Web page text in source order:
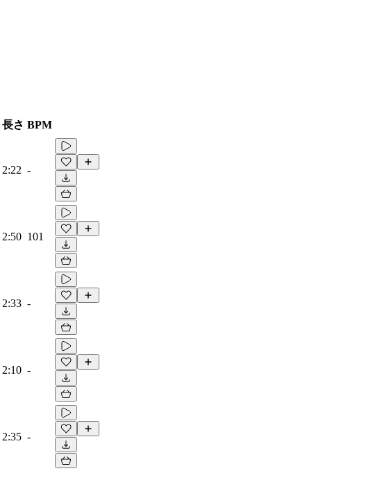
長さ BPM
2:22 -
2:50 101
2:33 -
2:10 -
2:35 -